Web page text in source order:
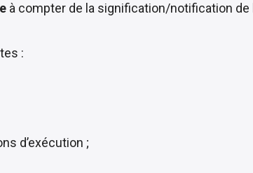
à compter de la signification/notification
:
d’exécution ;